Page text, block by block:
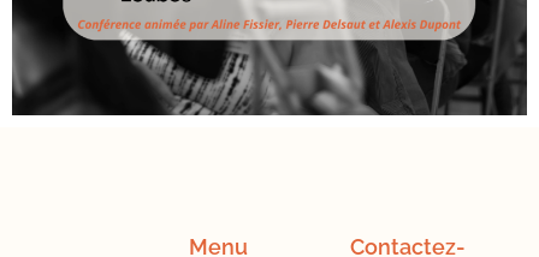
Menu
Contactez-